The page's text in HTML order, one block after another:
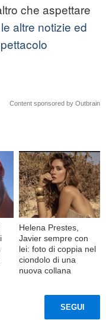
che aspettare
le altre notizie ed
Content sponsored by Outbrain
Helena Prestes,
Javier sempre con
lei: foto di coppia nel
ciondolo di una
nuova collana
SEGUI